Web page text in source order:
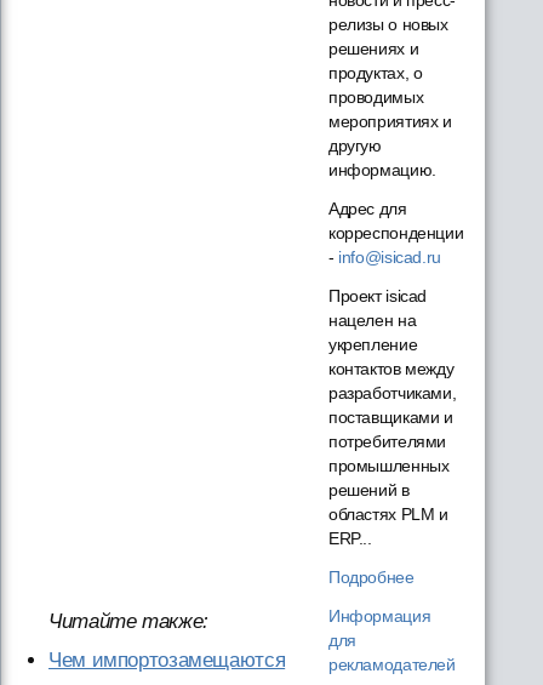
Читайте также:
Чем импортозамещаются
релизы о новых
решениях и
продуктах, о
проводимых
мероприятиях и
другую
информацию.
Адрес для
корреспонденции
- info@isicad.ru
Проект isicad
нацелен на
укрепление
контактов между
разработчиками,
поставщиками и
потребителями
промышленных
решений в
областях PLM и
ERP...
Подробнее
Информация
для
рекламодателей